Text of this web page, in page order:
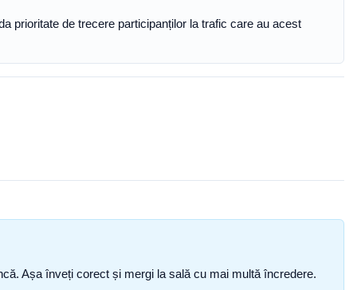
prioritate de trecere participanților la trafic care au acest
Așa înveți corect și mergi la sală cu mai multă încredere.